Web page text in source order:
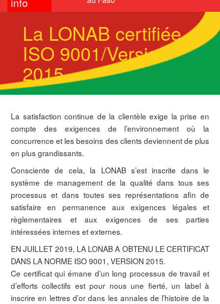
La LONAB certifiée
ISO 9001/Version
2015
La satisfaction continue de la clientèle exige la prise en
compte des exigences de l’environnement où la
concurrence et les besoins des clients deviennent de plus
en plus grandissants.
Consciente de cela, la LONAB s’est inscrite dans le
système de management de la qualité dans tous ses
processus et dans toutes ses représentations afin de
satisfaire en permanence aux exigences légales et
règlementaires et aux exigences de ses parties
intéressées internes et externes.
EN JUILLET 2019, LA LONAB A OBTENU LE CERTIFICAT
DANS LA NORME ISO 9001, VERSION 2015.
Ce certificat qui émane d’un long processus de travail et
d’efforts collectifs est pour nous une fierté, un label à
inscrire en lettres d’or dans les annales de l’histoire de la